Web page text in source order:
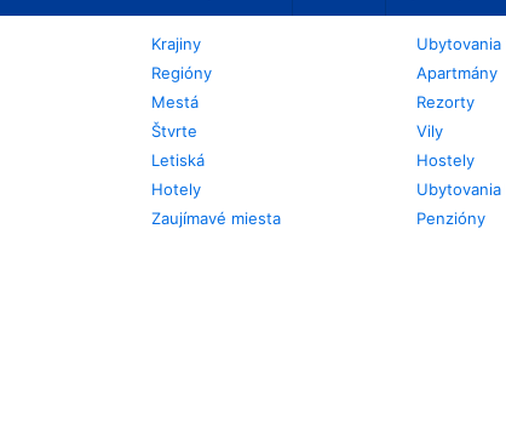
Krajiny
Regióny
Mestá
Štvrte
Letiská
Hotely
Zaujímavé miesta
Apartmány
Rezorty
Vily
Hostely
Penzióny